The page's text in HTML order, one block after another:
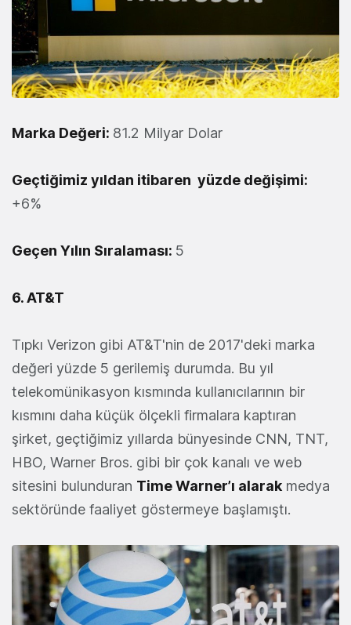
Marka Değeri: 81.2 Milyar Dolar
Geçtiğimiz yıldan itibaren yüzde değişimi:
+6%
Geçen Yılın Sıralaması: 5
6. AT&T
Tıpkı Verizon gibi AT&T'nin de 2017'deki marka
değeri yüzde 5 gerilemiş durumda. Bu yıl
telekomünikasyon kısmında kullanıcılarının bir
kısmını daha küçük ölçekli firmalara kaptıran
şirket, geçtiğimiz yıllarda bünyesinde CNN, TNT,
HBO, Warner Bros. gibi bir çok kanalı ve web
sitesini bulunduran Time Warner’ı alarak medya
sektöründe faaliyet göstermeye başlamıştı.